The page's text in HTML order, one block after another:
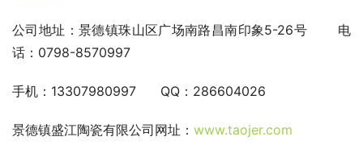
公司地址：景德镇珠山区广场南路昌南印象5-26号       电
话：0798-8570997
手机：13307980997      QQ：286604026
景德镇盛江陶瓷有限公司网址： www.taojer.com